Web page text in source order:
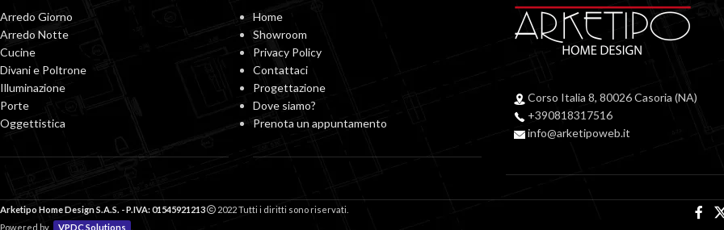
Arredo Giorno
Arredo Notte
Cucine
Divani e Poltrone
Illuminazione
Porte
Oggettistica
Home
Showroom
Privacy Policy
Contattaci
Progettazione
Dove siamo?
Prenota un appuntamento
Corso Italia 8, 80026 Casoria (NA)
+390818317516
info@arketipoweb.it
Arketipo Home Design S.A.S. - P.IVA: 01545921213
2022 Tutti i diritti sono riservati.
Powered by
VPDC Solutions